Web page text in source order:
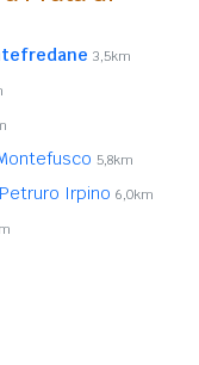
3,5km
5,8km
Petruro Irpino 6,0km